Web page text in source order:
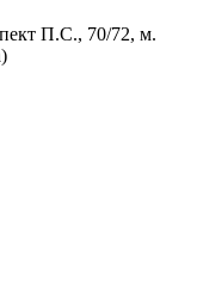
П.С., 70/72, м.